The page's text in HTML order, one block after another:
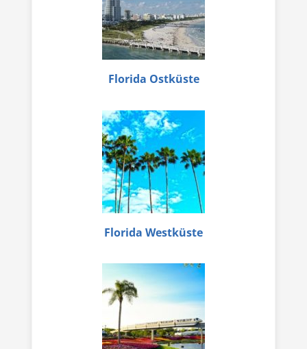
Florida Ostküste
Florida Westküste